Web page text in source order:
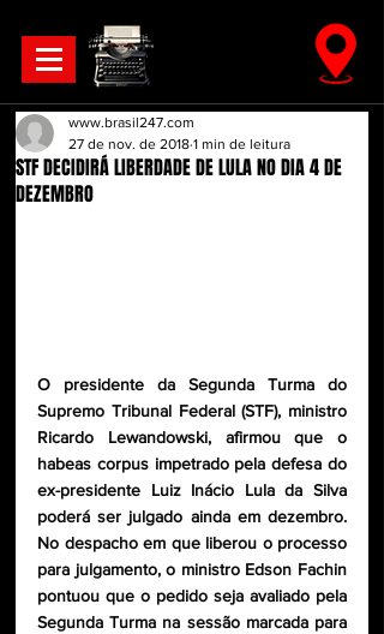
STF DECIDIRÁ LIBERDADE DE LULA NO DIA 4 DE
DEZEMBRO
www.brasil247.com
27 de nov. de 2018 1 min de leitura
O presidente da Segunda Turma do
Supremo Tribunal Federal (STF), ministro
Ricardo Lewandowski, afirmou que o
habeas corpus impetrado pela defesa do
ex-presidente Luiz Inácio Lula da Silva
poderá ser julgado ainda em dezembro.
No despacho em que liberou o processo
para julgamento, o ministro Edson Fachin
pontuou que o pedido seja avaliado pela
Segunda Turma na sessão marcada para